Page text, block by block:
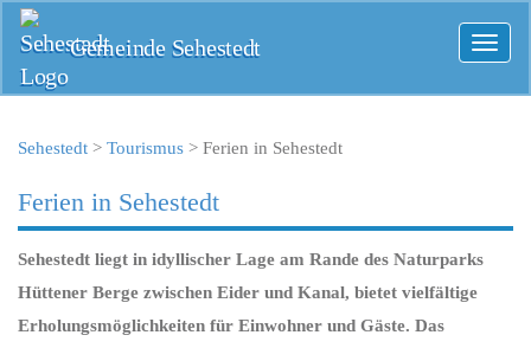
Gemeinde Sehestedt
Sehestedt > Tourismus > Ferien in Sehestedt
Ferien in Sehestedt
Sehestedt liegt in idyllischer Lage am Rande des Naturparks
Hüttener Berge zwischen Eider und Kanal, bietet vielfältige
Erholungsmöglichkeiten für Einwohner und Gäste. Das